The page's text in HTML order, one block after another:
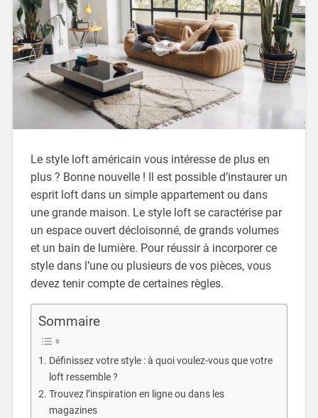
Le style loft américain vous intéresse de plus en
plus ? Bonne nouvelle ! Il est possible d’instaurer un
esprit loft dans un simple appartement ou dans
une grande maison. Le style loft se caractérise par
un espace ouvert décloisonné, de grands volumes
et un bain de lumière. Pour réussir à incorporer ce
style dans l’une ou plusieurs de vos pièces, vous
devez tenir compte de certaines règles.
Sommaire
Définissez votre style : à quoi voulez-vous que votre
loft ressemble ?
Trouvez l’inspiration en ligne ou dans les
magazines